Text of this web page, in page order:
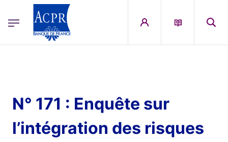
ACPR Menu Principal (French)
N° 171 : Enquête sur
l’intégration des risques